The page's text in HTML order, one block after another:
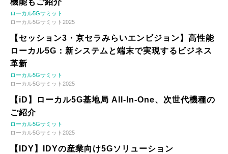
ローカル5Gサミット
ローカル5Gサミット2025
【セッション3・京セラみらいエンビジョン】高性能
ローカル5G：新システムと端末で実現するビジネス
革新
ローカル5Gサミット
ローカル5Gサミット2025
【iD】ローカル5G基地局 All-In-One、次世代機種の
ご紹介
ローカル5Gサミット
ローカル5Gサミット2025
【IDY】IDYの産業向け5Gソリューション